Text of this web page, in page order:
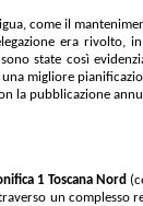
come il
era rivolto,
state così
migliore
la pubblicazione
1 Toscana Nord
un complesso